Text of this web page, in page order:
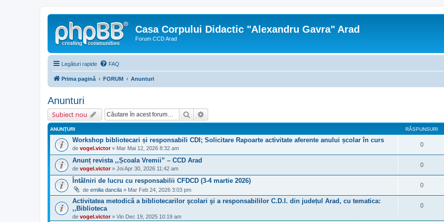
Casa Corpului Didactic "Alexandru Gavra" Arad
Forum CCD Arad
Legături rapide FAQ
Prima pagină FORUM Anunturi
Anunturi
Subiect nou Căutare
ANUNŢURI RĂSPUNSURI
Workshop bibliotecari și responsabili CDI; Solicitare Rapoarte activitate aferente anului școlar în curs
de vogel.victor» Mar Mai 12, 2026 8:32 am
0
Anunț revista ,,Școala Vremii” – CCD Arad
de vogel.victor» Joi Apr 30, 2026 11:42 am
0
Întâlniri de lucru cu responsabilii CFDCD (3-4 martie 2026)
de emilia dancila » Mar Feb 24, 2026 3:03 pm
0
Activitatea metodică a bibliotecarilor şcolari şi a responsabililor C.D.I. din județul Arad, cu tematica:
,,Biblioteca
de vogel.victor» Vin Dec 19, 2025 10:19 am
0